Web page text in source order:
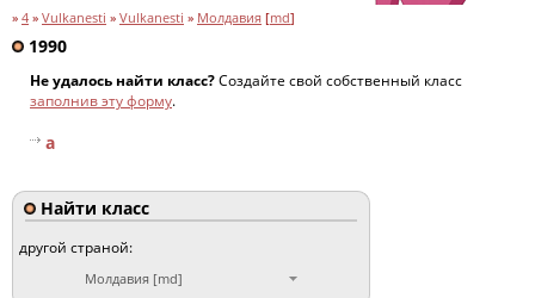
» 4 » Vulkanesti » Vulkanesti » Молдавия [md]
1990
Не удалось найти класс?Создайте свой собственный класс
заполнив эту форму.
a
Найти класс
другой страной:
Молдавия [md]